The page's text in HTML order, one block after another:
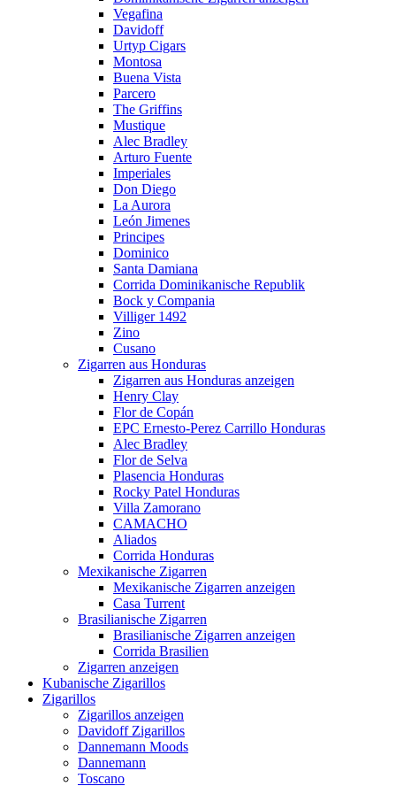
Vegafina
Davidoff
Urtyp Cigars
Montosa
Buena Vista
Parcero
The Griffins
Mustique
Alec Bradley
Arturo Fuente
Imperiales
Don Diego
La Aurora
León Jimenes
Principes
Dominico
Santa Damiana
Corrida Dominikanische Republik
Bock y Compania
Villiger 1492
Zino
Cusano
Zigarren aus Honduras
Zigarren aus Honduras anzeigen
Henry Clay
Flor de Copán
EPC Ernesto-Perez Carrillo Honduras
Alec Bradley
Flor de Selva
Plasencia Honduras
Rocky Patel Honduras
Villa Zamorano
CAMACHO
Aliados
Corrida Honduras
Mexikanische Zigarren
Mexikanische Zigarren anzeigen
Casa Turrent
Brasilianische Zigarren
Brasilianische Zigarren anzeigen
Corrida Brasilien
Zigarren anzeigen
Kubanische Zigarillos
Zigarillos
Zigarillos anzeigen
Davidoff Zigarillos
Dannemann Moods
Dannemann
Toscano